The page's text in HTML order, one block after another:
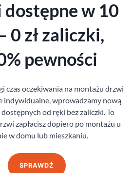
Zobacz
pomiar
w 10
0 zł zaliczki,
pewności
czas oczekiwania na montażu drzwi
indywidualne, wprowadzamy nową
od ręki bez zaliczki. To
zapłacisz dopiero po montażu u
w domu lub mieszkaniu.
SPRAWDŹ